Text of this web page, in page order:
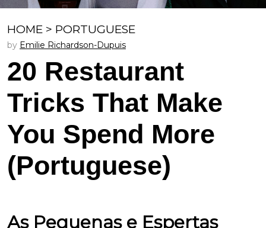
HOME > PORTUGUESE
by Emilie Richardson-Dupuis
20 Restaurant
Tricks That Make
You Spend More
(Portuguese)
As Pequenas e Espertas